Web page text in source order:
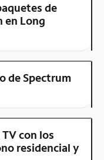
de
en Long
de Spectrum
con los
residencial y